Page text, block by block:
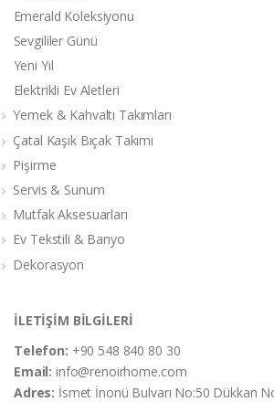
Emerald Koleksiyonu
Sevgililer Günü
Yeni Yıl
Elektrikli Ev Aletleri
Yemek & Kahvaltı Takımları
Çatal Kaşık Bıçak Takımı
Pişirme
Servis & Sunum
Mutfak Aksesuarları
Ev Tekstili & Banyo
Dekorasyon
İLETİŞİM BİLGİLERİ
Telefon: +90 548 840 80 30
Email:info@renoirhome.com
Adres: İsmet İnonü Bulvarı No:50 Dükkan